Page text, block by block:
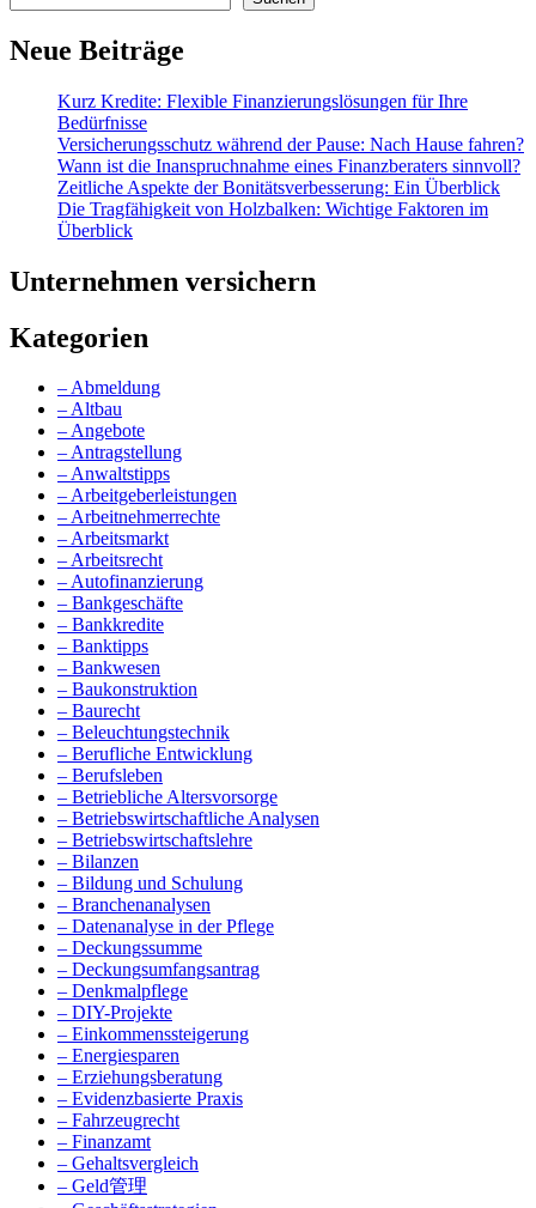
Neue Beiträge
Kurz Kredite: Flexible Finanzierungslösungen für Ihre
Bedürfnisse
Versicherungsschutz während der Pause: Nach Hause fahren?
Wann ist die Inanspruchnahme eines Finanzberaters sinnvoll?
Zeitliche Aspekte der Bonitätsverbesserung: Ein Überblick
Die Tragfähigkeit von Holzbalken: Wichtige Faktoren im
Überblick
Unternehmen versichern
Kategorien
– Abmeldung
– Altbau
– Angebote
– Antragstellung
– Anwaltstipps
– Arbeitgeberleistungen
– Arbeitnehmerrechte
– Arbeitsmarkt
– Arbeitsrecht
– Autofinanzierung
– Bankgeschäfte
– Bankkredite
– Banktipps
– Bankwesen
– Baukonstruktion
– Baurecht
– Beleuchtungstechnik
– Berufliche Entwicklung
– Berufsleben
– Betriebliche Altersvorsorge
– Betriebswirtschaftliche Analysen
– Betriebswirtschaftslehre
– Bilanzen
– Bildung und Schulung
– Branchenanalysen
– Datenanalyse in der Pflege
– Deckungssumme
– Deckungsumfangsantrag
– Denkmalpflege
– DIY-Projekte
– Einkommenssteigerung
– Energiesparen
– Erziehungsberatung
– Evidenzbasierte Praxis
– Fahrzeugrecht
– Finanzamt
– Gehaltsvergleich
– Geld管理